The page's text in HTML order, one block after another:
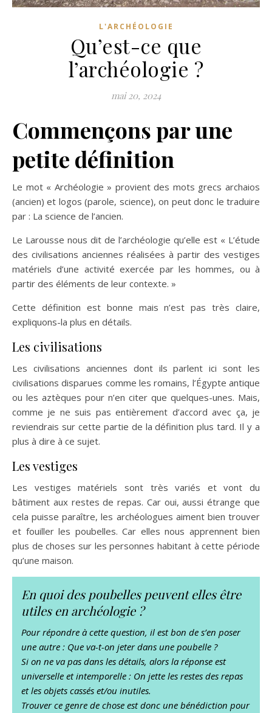
L'ARCHÉOLOGIE
Qu’est-ce que
l’archéologie ?
mai 20, 2024
Commençons par une
petite définition
Le mot « Archéologie » provient des mots grecs archaios
(ancien) et logos (parole, science), on peut donc le traduire
par : La science de l’ancien.
Le Larousse nous dit de l’archéologie qu’elle est « L’étude
des civilisations anciennes réalisées à partir des vestiges
matériels d’une activité exercée par les hommes, ou à
partir des éléments de leur contexte. »
Cette définition est bonne mais n’est pas très claire,
expliquons-la plus en détails.
Les civilisations
Les civilisations anciennes dont ils parlent ici sont les
civilisations disparues comme les romains, l’Égypte antique
ou les aztèques pour n’en citer que quelques-unes. Mais,
comme je ne suis pas entièrement d’accord avec ça, je
reviendrais sur cette partie de la définition plus tard. Il y a
plus à dire à ce sujet.
Les vestiges
Les vestiges matériels sont très variés et vont du
bâtiment aux restes de repas. Car oui, aussi étrange que
cela puisse paraître, les archéologues aiment bien trouver
et fouiller les poubelles. Car elles nous apprennent bien
plus de choses sur les personnes habitant à cette période
qu’une maison.
En quoi des poubelles peuvent elles être
utiles en archéologie ?
Pour répondre à cette question, il est bon de s’en poser
une autre : Que va-t-on jeter dans une poubelle ?
Si on ne va pas dans les détails, alors la réponse est
universelle et intemporelle : On jette les restes des repas
et les objets cassés et/ou inutiles.
Trouver ce genre de chose est donc une bénédiction pour